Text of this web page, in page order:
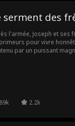
serment des
l'armée, Joseph et ses
pour vivre
par un puissant
89k
2.2k